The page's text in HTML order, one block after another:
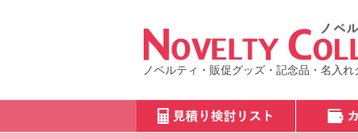
ノベルティ・販促グッズ・記念品・名入れ